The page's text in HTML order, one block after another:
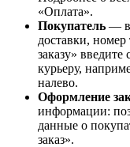
«Оплата».
Покупатель —
доставки,
заказу»
курьеру,
налево.
Оформление
информации:
данные о
заказ».